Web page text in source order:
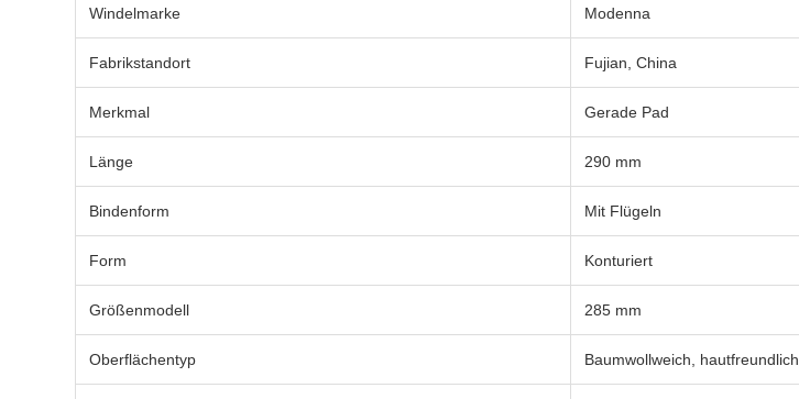
Windelmarke Modenna
Fabrikstandort Fujian, China
Merkmal Gerade Pad
Länge 290 mm
Bindenform Mit Flügeln
Form Konturiert
Größenmodell 285 mm
Oberflächentyp Baumwollweich, hautfreundlich